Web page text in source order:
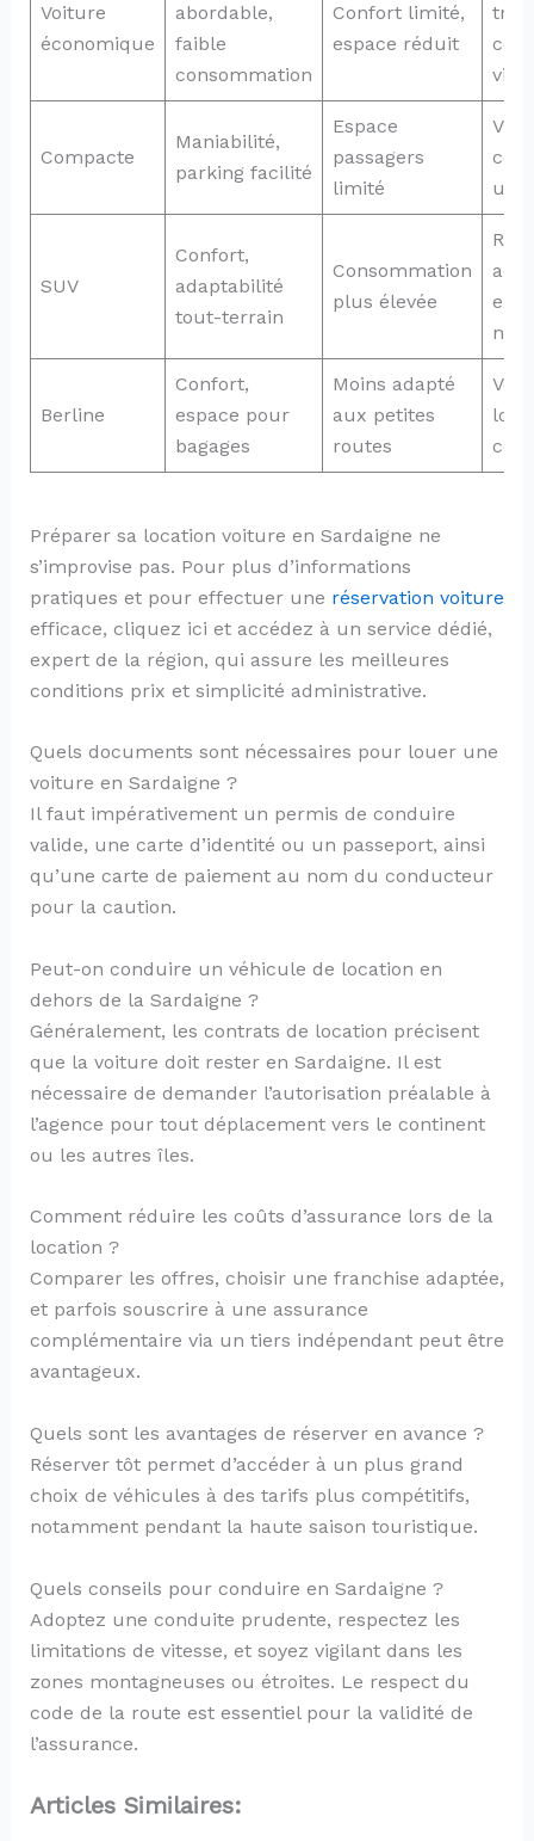
Voiture
économique
abordable,
faible
consommation
Confort limité,
espace réduit
ville
Compacte
Maniabilité,
parking facilité
Espace
passagers
limité
SUV
Confort,
adaptabilité
tout-terrain
Consommation
plus élevée
Berline
Confort,
espace pour
bagages
Moins adapté
aux petites
routes
Préparer sa location voiture en Sardaigne ne
s’improvise pas. Pour plus d’informations
pratiques et pour effectuer une réservation voiture
efficace, cliquez ici et accédez à un service dédié,
expert de la région, qui assure les meilleures
conditions prix et simplicité administrative.
Quels documents sont nécessaires pour louer une
voiture en Sardaigne ?
Il faut impérativement un permis de conduire
valide, une carte d’identité ou un passeport, ainsi
qu’une carte de paiement au nom du conducteur
pour la caution.
Peut-on conduire un véhicule de location en
dehors de la Sardaigne ?
Généralement, les contrats de location précisent
que la voiture doit rester en Sardaigne. Il est
nécessaire de demander l’autorisation préalable à
l’agence pour tout déplacement vers le continent
ou les autres îles.
Comment réduire les coûts d’assurance lors de la
location ?
Comparer les offres, choisir une franchise adaptée,
et parfois souscrire à une assurance
complémentaire via un tiers indépendant peut être
avantageux.
Quels sont les avantages de réserver en avance ?
Réserver tôt permet d’accéder à un plus grand
choix de véhicules à des tarifs plus compétitifs,
notamment pendant la haute saison touristique.
Quels conseils pour conduire en Sardaigne ?
Adoptez une conduite prudente, respectez les
limitations de vitesse, et soyez vigilant dans les
zones montagneuses ou étroites. Le respect du
code de la route est essentiel pour la validité de
l’assurance.
Articles Similaires: